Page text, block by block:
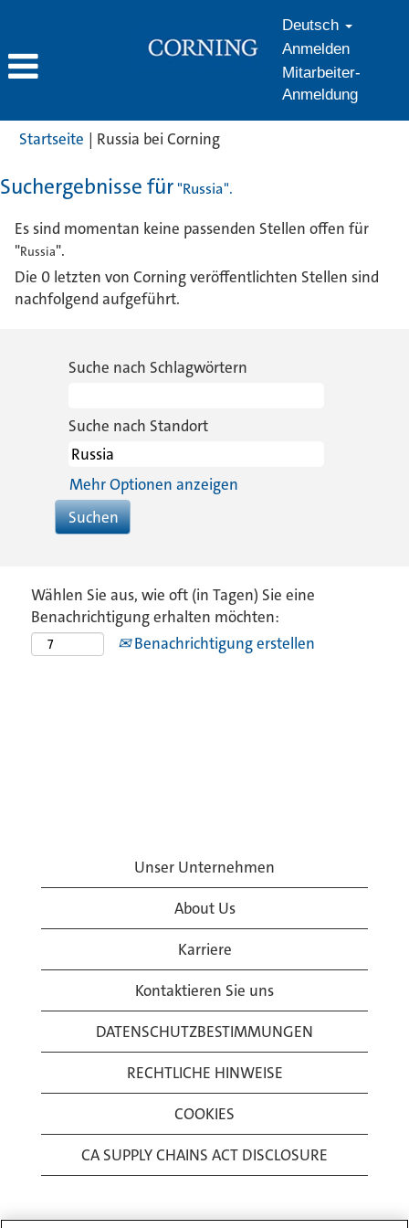
Deutsch
Anmelden
Mitarbeiter-
Anmeldung
Startseite | Russia bei Corning(aktuelle
Suchergebnisse für"Russia".
Es sind momentan keine passenden Stellen offen für
"Russia".
Die 0 letzten von Corning veröffentlichten Stellen sind
nachfolgend aufgeführt.
Suche nach Schlagwörtern
Suche nach Standort
Mehr Optionen anzeigen
Wählen Sie aus, wie oft (in Tagen) Sie eine
Benachrichtigung erhalten möchten:
Benachrichtigung erstellen
Unser Unternehmen
About Us
Karriere
Kontaktieren Sie uns
DATENSCHUTZBESTIMMUNGEN
RECHTLICHE HINWEISE
COOKIES
CA SUPPLY CHAINS ACT DISCLOSURE